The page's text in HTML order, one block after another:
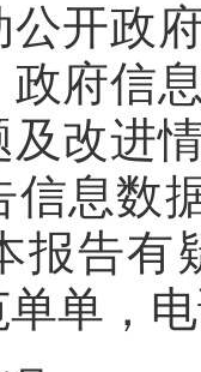
开政
府信
改进
信息数
报告有
单单，